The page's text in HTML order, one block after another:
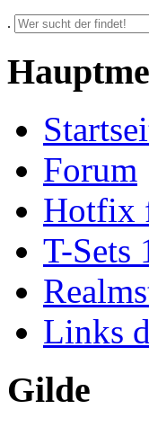
.
Forum
Hotfix
T-Sets
Links
Gilde